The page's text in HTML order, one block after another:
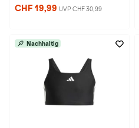
CHF 19,99 UVP CHF 30,99
Nachhaltig